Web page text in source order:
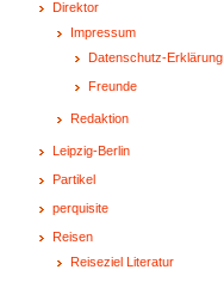
Direktor
Impressum
Datenschutz-Erklärung
Freunde
Redaktion
Leipzig-Berlin
Partikel
perquisite
Reisen
Reiseziel Literatur